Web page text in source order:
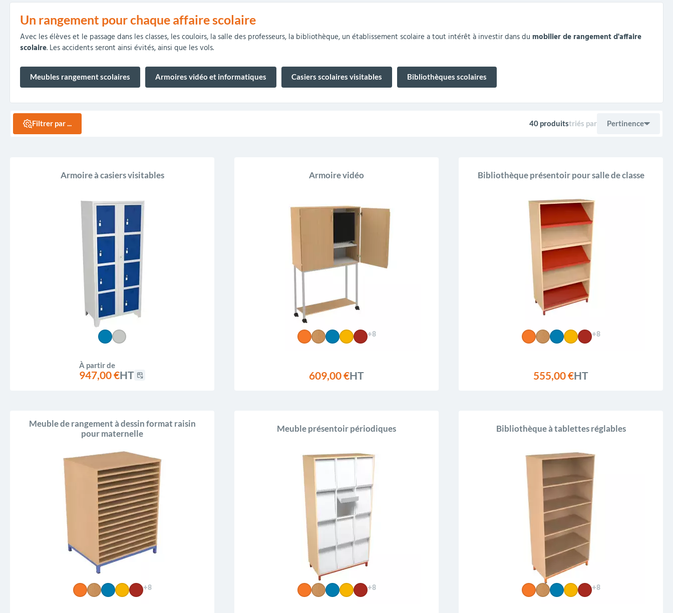
Embellissement et
fleurissement urbain
Cendriers urbains
Barrières de ville Arceaux de sécurité
parking
Clous podotactiles et
rampes d'accès
Séparateurs de voies et
balises routières
Travaux publics &
Industries
Vestiaires Équipements sanitaires
Armoires et rangements Mobilier scolaire extérieur
maternelle
Tables de cantine
Poteaux de guidage
Décorations de Noël
collectivités
Structures aires de jeux
Baby-foots & Billards
Un rangement pour chaque affaire scolaire
Avec les élèves et le passage dans les classes, les couloirs, la salle des professeurs, la bibliothèque, un établissement scolaire a tout intérêt à investir dans du mobilier de rangement d'affaire
scolaire. Les accidents seront ainsi évités, ainsi que les vols.
Meubles rangement scolaires Armoires vidéo et informatiques Casiers scolaires visitables Bibliothèques scolaires
Filtrer par ... 40 produitstriés par Pertinence
Nom, A à Z
Armoire à casiers visitables
À partir de
947,00 €HT
Armoire vidéo
+8
609,00 €HT
Bibliothèque présentoir pour salle de classe
+8
555,00 €HT
Meuble de rangement à dessin format raisin
pour maternelle
+8
Meuble présentoir périodiques
+8
Bibliothèque à tablettes réglables
+8